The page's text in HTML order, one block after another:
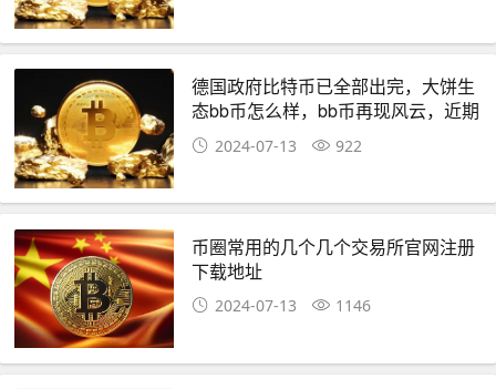
德国政府比特币已全部出完，大饼生
态bb币怎么样，bb币再现风云，近期
还会涨多少，bb最新消息,币圈小白
如何投资，币圈生存指南财富交流群
2024-07-13 922
币圈常用的几个几个交易所官网注册
下载地址
2024-07-13 1146